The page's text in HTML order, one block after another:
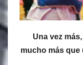
Una vez
mucho más que